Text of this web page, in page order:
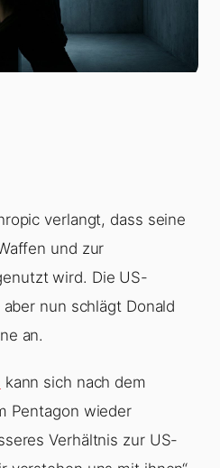
verlangt, dass seine
und zur
wird. Die US-
nun schlägt Donald
an.
kann sich nach dem
Pentagon wieder
Verhältnis zur US-